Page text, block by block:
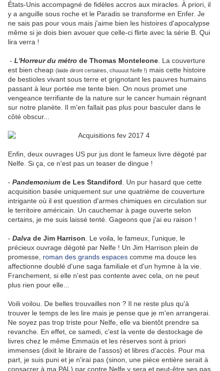
États-Unis accompagné de fidèles accros aux miracles. À priori, il
y a anguille sous roche et le Paradis se transforme en Enfer. Je
ne sais pas pour vous mais j'aime bien les histoires d'apocalypse
même si je dois bien avouer que celle-ci flirte avec la série B. Qui
lira verra !
- L'Horreur du métro de Thomas Monteleone . La couverture
est bien cheap (laide diront certaines, chuuuut Nelfe !) mais cette histoire
de bestioles vivant sous terre et grignotant les pauvres humains
passant à leur portée me tente bien. On nous promet une
vengeance terrifiante de la nature sur le cancer humain régnant
sur notre planète. Il m'en fallait pas plus pour basculer dans le
côté obscur...
Enfin, deux ouvrages US pur jus dont le fameux livre dégoté par
Nelfe. Si ça, ce n'est pas un teaser de dingue !
- Pandemonium de Les Standiford . Un pur hasard que cette
acquisition basée uniquement sur une quatrième de couverture
intrigante où il est question d'armes chimiques en circulation sur
le territoire américain. Un cauchemar à page ouverte selon
certains, je me suis laissé tenté. Gageons que j'ai eu raison !
- Dalva de Jim Harrison . Le voila, le fameux, l'unique, le
précieux ouvrage dégoté par Nelfe ! Un Jim Harrison plein de
promesse, roman des grands espaces comme ma douce les
affectionne doublé d'une saga familiale et d'un hymne à la vie.
Franchement, si elle n'est pas contente avec cela, on ne peut
plus rien pour elle...
Voili voilou. De belles trouvailles non ? Il ne reste plus qu'à
trouver le temps de les lire mais je pense que je m'en arrangerai.
Ne soyez pas trop triste pour Nelfe, elle va bientôt prendre sa
revanche. En effet, ce samedi, c'est la vente de destockage de
livres chez le même Emmaüs et les réserves sont à priori
immenses (dixit le libraire de l'assos) et libres d'accès. Pour ma
part, je suis puni et je n'irai pas (sinon, une pièce entière serait à
consacrer à ma PAL) par contre Nelfe y sera et peut-être ses pas